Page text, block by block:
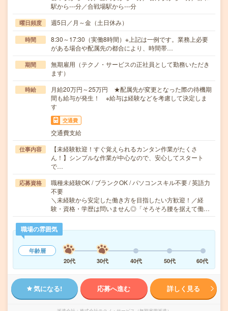
駅から---分／合戦場駅から---分
曜日頻度 週5日／月～金（土日休み）
時間
8:30～17:30（実働8時間）※上記は一例です。業務上必要
がある場合や配属先の都合により、時間帯…
期間
無期雇用（テクノ・サービスの正社員として勤務いただき
ます）
時給
月給20万円～25万円 ★配属先が変更となった際の待機期
間も給与が発生！ ※給与は経験などを考慮して決定しま
す
交通費
交通費支給
仕事内容
【未経験歓迎！すぐ覚えられるカンタン作業がたくさ
ん！】シンプルな作業が中心なので、安心してスタート
で…
応募資格
職種未経験OK / ブランクOK / パソコンスキル不要 / 英語力
不要
＼未経験から安定した働き方を目指したい方歓迎！／経
験・資格・学歴は問いません◎「そろそろ腰を据えて働…
職場の雰囲気
年齢層
20代
30代 40代 50代 60代
気になる! 応募へ進む 詳しく見る